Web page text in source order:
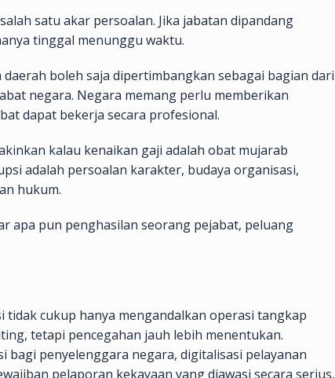
satu akar persoalan. Jika jabatan dipandang
tinggal menunggu waktu.
boleh saja dipertimbangkan sebagai bagian dari
negara. Negara memang perlu memberikan
dapat bekerja secara profesional.
kalau kenaikan gaji adalah obat mujarab
adalah persoalan karakter, budaya organisasi,
hukum.
apa pun penghasilan seorang pejabat, peluang
tidak cukup hanya mengandalkan operasi tangkap
tetapi pencegahan jauh lebih menentukan.
bagi penyelenggara negara, digitalisasi pelayanan
pelaporan kekayaan yang diawasi secara serius,